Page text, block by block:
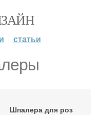
статьи
Шпалера для роз